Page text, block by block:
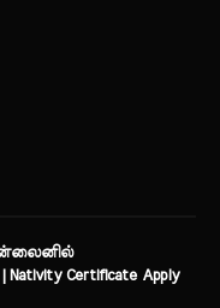
Certificate Apply